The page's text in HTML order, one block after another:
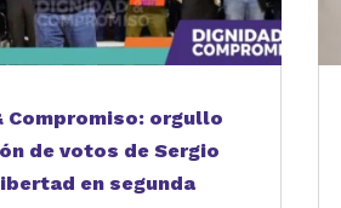
Compromiso: orgullo
de votos de Sergio
en segunda